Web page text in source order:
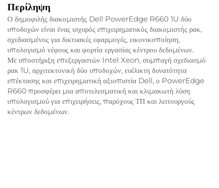
Περίληψη
Ο δημοφιλής διακομιστής Dell PowerEdge R660 1U δύο
υποδοχών είναι ένας ισχυρός επιχειρηματικός διακομιστής ρακ,
σχεδιασμένος για δικτυακές εφαρμογές, εικονικοποίηση,
υπολογισμό νέφους και φορτία εργασίας κέντρου δεδομένων.
Με υποστήριξη επεξεργαστών Intel Xeon, συμπαγή σχεδιασμό
ρακ 1U, αρχιτεκτονική δύο υποδοχών, ευέλικτη δυνατότητα
επέκτασης και επιχειρηματική αξιοπιστία Dell, ο PowerEdge
R660 προσφέρει μια αποτελεσματική και κλιμακωτή λύση
υπολογισμού για επιχειρήσεις, παρόχους ΤΠ και λειτουργούς
κέντρων δεδομένων.